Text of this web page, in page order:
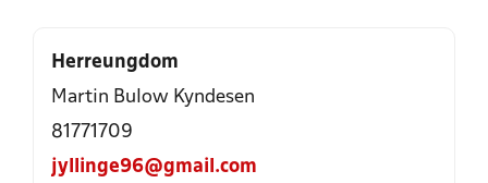
Herreungdom
Martin Bulow Kyndesen
81771709
jyllinge96@gmail.com